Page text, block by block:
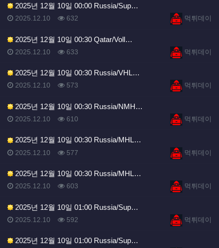
2025년 12월 10일 00:00 Russia/Sup…
등록자먹튀데이
등록일
2025.12.10 조회
632
2025년 12월 10일 00:30 Qatar/Voll…
등록자먹튀데이
등록일
2025.12.10 조회
633
2025년 12월 10일 00:30 Russia/VHL…
등록자먹튀데이
등록일
2025.12.10 조회
573
2025년 12월 10일 00:30 Russia/NMH…
등록자먹튀데이
등록일
2025.12.10 조회
610
2025년 12월 10일 00:30 Russia/MHL…
등록자먹튀데이
등록일
2025.12.10 조회
577
2025년 12월 10일 00:30 Russia/MHL…
등록자먹튀데이
등록일
2025.12.10 조회
603
2025년 12월 10일 01:00 Russia/Sup…
등록자먹튀데이
등록일
2025.12.10 조회
592
2025년 12월 10일 01:00 Russia/Sup…